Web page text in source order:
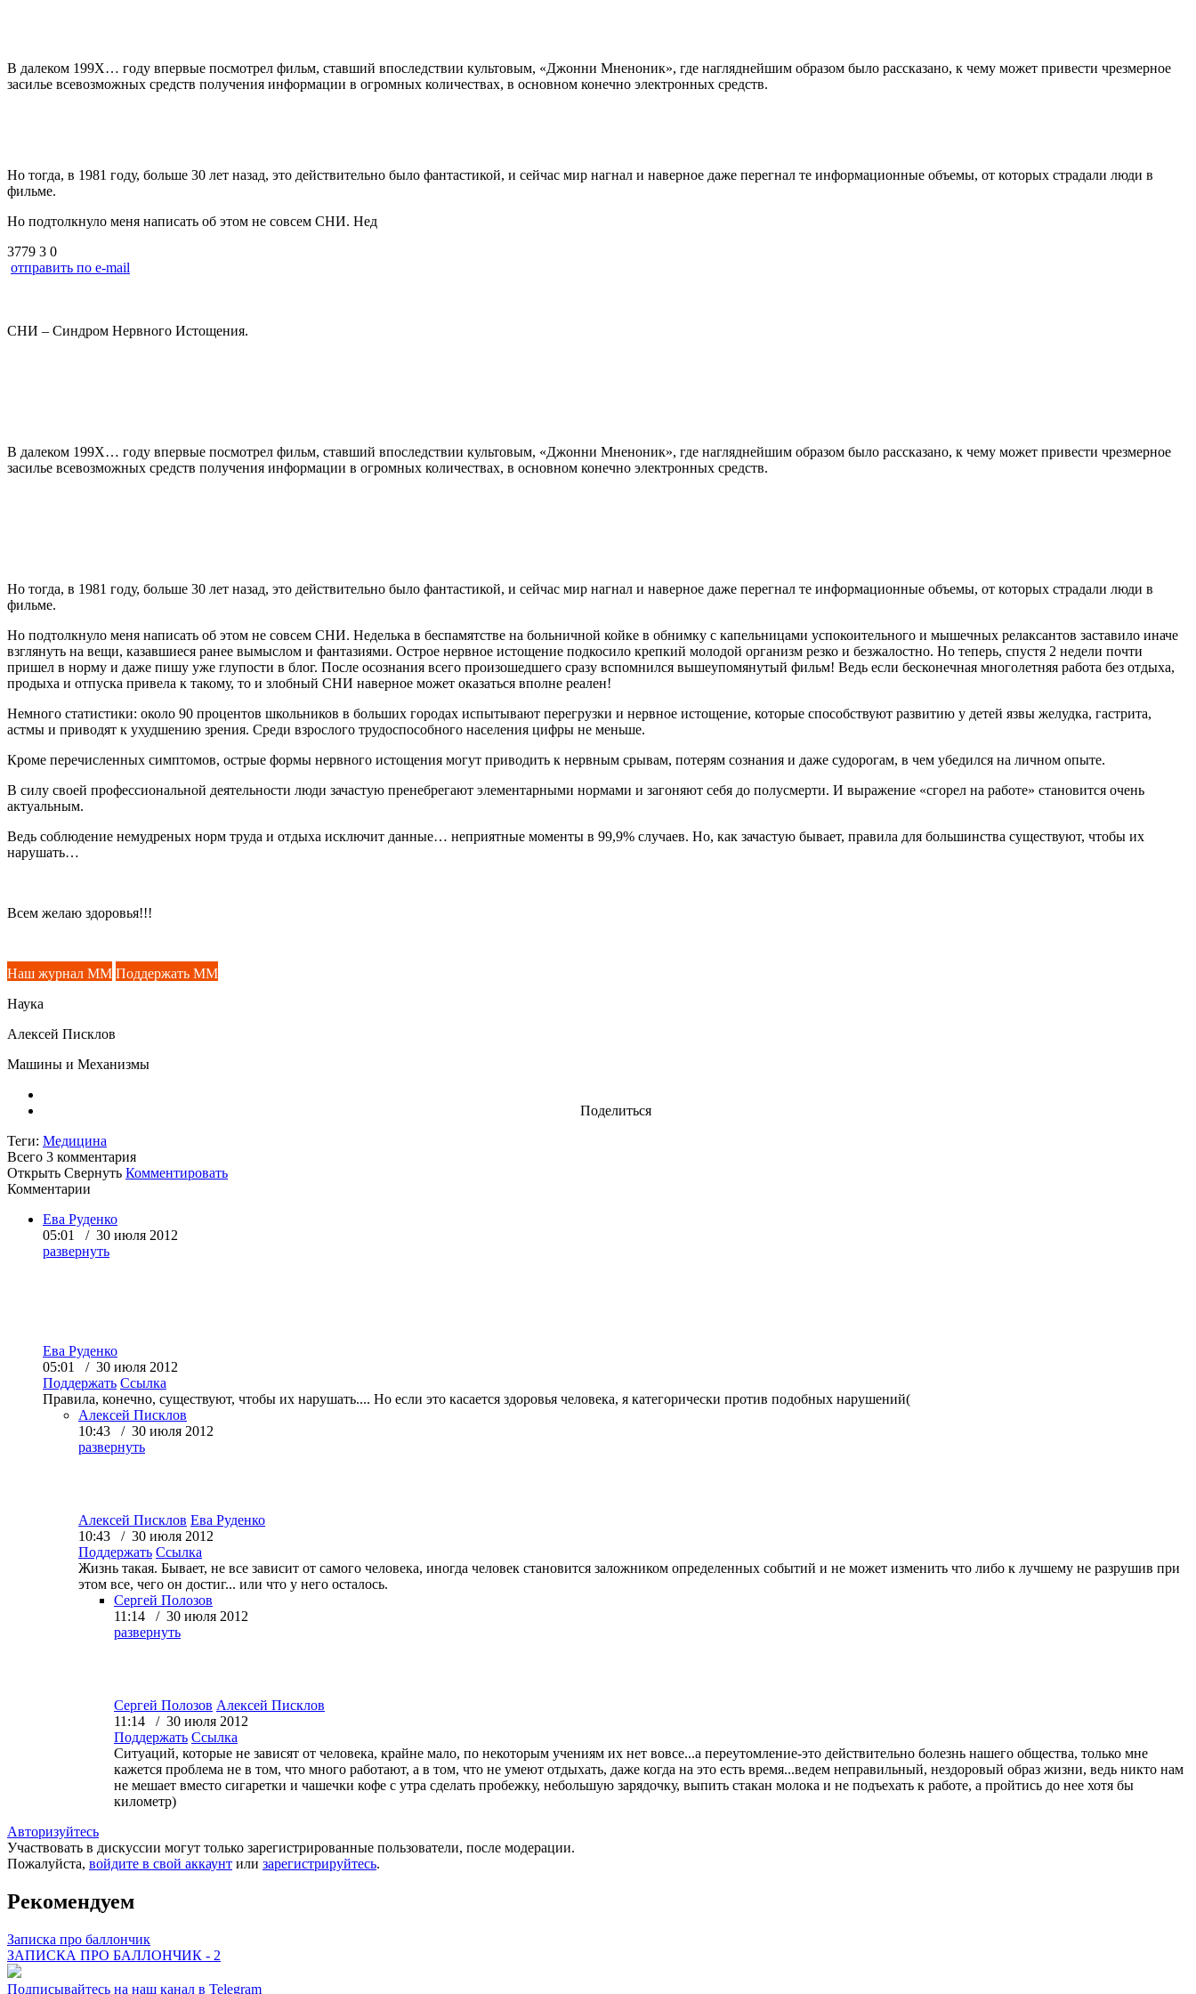
В далеком 199Х… году впервые посмотрел фильм, ставший впоследствии культовым, «Джонни Мненоник», где нагляднейшим образом было рассказано, к чему может привести чрезмерное
засилье всевозможных средств получения информации в огромных количествах, в основном конечно электронных средств.
Но тогда, в 1981 году, больше 30 лет назад, это действительно было фантастикой, и сейчас мир нагнал и наверное даже перегнал те информационные объемы, от которых страдали люди в
фильме.
Но подтолкнуло меня написать об этом не совсем СНИ. Нед
3779 3 0
отправить по e-mail
СНИ – Синдром Нервного Истощения.
В далеком 199Х… году впервые посмотрел фильм, ставший впоследствии культовым, «Джонни Мненоник», где нагляднейшим образом было рассказано, к чему может привести чрезмерное
засилье всевозможных средств получения информации в огромных количествах, в основном конечно электронных средств.
Но тогда, в 1981 году, больше 30 лет назад, это действительно было фантастикой, и сейчас мир нагнал и наверное даже перегнал те информационные объемы, от которых страдали люди в
фильме.
Но подтолкнуло меня написать об этом не совсем СНИ. Неделька в беспамятстве на больничной койке в обнимку с капельницами успокоительного и мышечных релаксантов заставило иначе
взглянуть на вещи, казавшиеся ранее вымыслом и фантазиями. Острое нервное истощение подкосило крепкий молодой организм резко и безжалостно. Но теперь, спустя 2 недели почти
пришел в норму и даже пишу уже глупости в блог. После осознания всего произошедшего сразу вспомнился вышеупомянутый фильм! Ведь если бесконечная многолетняя работа без отдыха,
продыха и отпуска привела к такому, то и злобный СНИ наверное может оказаться вполне реален!
Немного статистики: около 90 процентов школьников в больших городах испытывают перегрузки и нервное истощение, которые способствуют развитию у детей язвы желудка, гастрита,
астмы и приводят к ухудшению зрения. Среди взрослого трудоспособного населения цифры не меньше.
Кроме перечисленных симптомов, острые формы нервного истощения могут приводить к нервным срывам, потерям сознания и даже судорогам, в чем убедился на личном опыте.
В силу своей профессиональной деятельности люди зачастую пренебрегают элементарными нормами и загоняют себя до полусмерти. И выражение «сгорел на работе» становится очень
актуальным.
Ведь соблюдение немудреных норм труда и отдыха исключит данные… неприятные моменты в 99,9% случаев. Но, как зачастую бывает, правила для большинства существуют, чтобы их
нарушать…
Всем желаю здоровья!!!
Наш журнал ММ Поддержать ММ
Наука
Алексей Писклов
Машины и Механизмы
Поделиться
Теги: Медицина
Всего 3 комментария
Открыть Свернуть Комментировать
Комментарии
Ева Руденко
05:01 / 30 июля 2012
развернуть
Ева Руденко
05:01 / 30 июля 2012
Поддержать Ссылка
Правила, конечно, существуют, чтобы их нарушать.... Но если это касается здоровья человека, я категорически против подобных нарушений(
Алексей Писклов
10:43 / 30 июля 2012
развернуть
Алексей Писклов Ева Руденко
10:43 / 30 июля 2012
Поддержать Ссылка
Жизнь такая. Бывает, не все зависит от самого человека, иногда человек становится заложником определенных событий и не может изменить что либо к лучшему не разрушив при
этом все, чего он достиг... или что у него осталось.
Сергей Полозов
11:14 / 30 июля 2012
развернуть
Сергей Полозов Алексей Писклов
11:14 / 30 июля 2012
Поддержать Ссылка
Ситуаций, которые не зависят от человека, крайне мало, по некоторым учениям их нет вовсе...а переутомление-это действительно болезнь нашего общества, только мне
кажется проблема не в том, что много работают, а в том, что не умеют отдыхать, даже когда на это есть время...ведем неправильный, нездоровый образ жизни, ведь никто нам
не мешает вместо сигаретки и чашечки кофе с утра сделать пробежку, небольшую зарядочку, выпить стакан молока и не подъехать к работе, а пройтись до нее хотя бы
километр)
Авторизуйтесь
Участвовать в дискуссии могут только зарегистрированные пользователи, после модерации.
Пожалуйста, войдите в свой аккаунт или зарегистрируйтесь.
Рекомендуем
Записка про баллончик
ЗАПИСКА ПРО БАЛЛОНЧИК - 2
Подписывайтесь на наш канал в Telegram